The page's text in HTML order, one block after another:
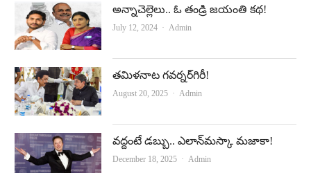
అన్నాచెల్లెలు.. ఓ తండ్రి జయంతి కథ!
July 12, 2024 Author
Admin
తమిళనాట గవర్నర్‌గిరీ!
August 20, 2025 Author
Admin
వద్దంటే డబ్బు.. ఎలాన్‌మస్కా మజాకా!
December 18, 2025 Author
Admin